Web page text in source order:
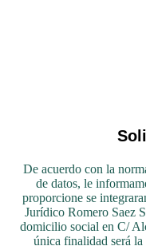
De acuerdo con la
de datos, le
proporcione se
Jurídico Romero Saez
domicilio social en C/
única finalidad será la